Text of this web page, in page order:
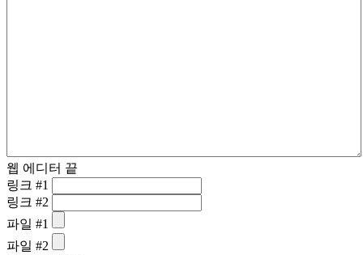
웹 에디터 끝
링크 #1
링크 #2
파일 #1
파일 #2